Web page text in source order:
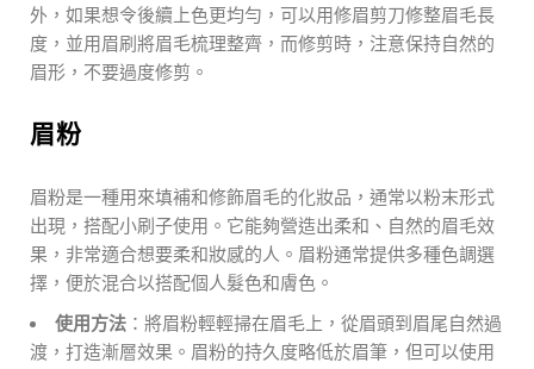
外，如果想令後續上色更均勻，可以用修眉剪刀修整眉毛長
度，並用眉刷將眉毛梳理整齊，而修剪時，注意保持自然的
眉形，不要過度修剪。
眉粉
眉粉是一種用來填補和修飾眉毛的化妝品，通常以粉末形式
出現，搭配小刷子使用。它能夠營造出柔和、自然的眉毛效
果，非常適合想要柔和妝感的人。眉粉通常提供多種色調選
擇，便於混合以搭配個人髮色和膚色。
使用方法 ：將眉粉輕輕掃在眉毛上，從眉頭到眉尾自然過
渡，打造漸層效果。眉粉的持久度略低於眉筆，但可以使用